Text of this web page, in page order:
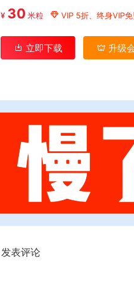
¥ 30 米粒 VIP 5折、终身VIP
立即下载 升级
发表评论